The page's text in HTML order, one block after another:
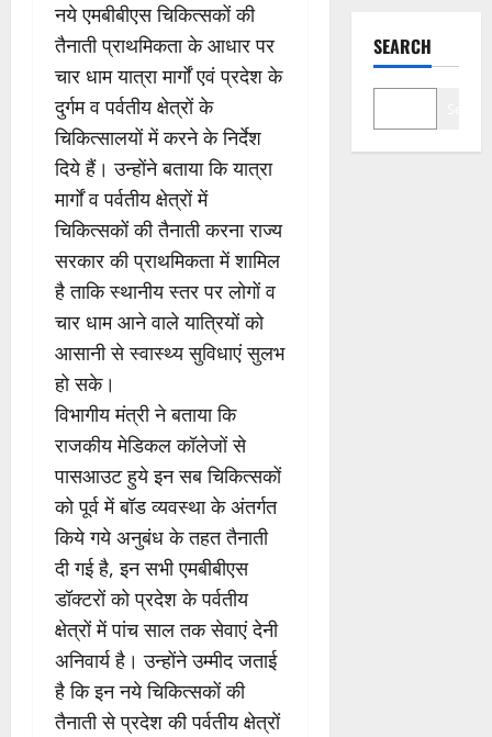
नये एमबीबीएस चिकित्सकों की
तैनाती प्राथमिकता के आधार पर
चार धाम यात्रा मार्गों एवं प्रदेश के
दुर्गम व पर्वतीय क्षेत्रों के
चिकित्सालयों में करने के निर्देश
दिये हैं। उन्होंने बताया कि यात्रा
मार्गों व पर्वतीय क्षेत्रों में
चिकित्सकों की तैनाती करना राज्य
सरकार की प्राथमिकता में शामिल
है ताकि स्थानीय स्तर पर लोगों व
चार धाम आने वाले यात्रियों को
आसानी से स्वास्थ्य सुविधाएं सुलभ
हो सके।
विभागीय मंत्री ने बताया कि
राजकीय मेडिकल कॉलेजों से
पासआउट हुये इन सब चिकित्सकों
को पूर्व में बॉड व्यवस्था के अंतर्गत
किये गये अनुबंध के तहत तैनाती
दी गई है, इन सभी एमबीबीएस
डॉक्टरों को प्रदेश के पर्वतीय
क्षेत्रों में पांच साल तक सेवाएं देनी
अनिवार्य है। उन्होंने उम्मीद जताई
है कि इन नये चिकित्सकों की
तैनाती से प्रदेश की पर्वतीय क्षेत्रों
SEARCH